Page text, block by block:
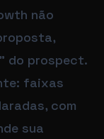
não
do prospect.
faixas
com
sua